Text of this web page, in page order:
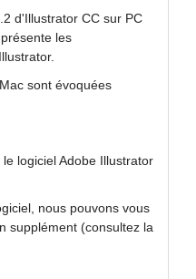
d'Illustrator CC sur PC
les
sont évoquées
logiciel Adobe Illustrator
nous pouvons vous
supplément (consultez la